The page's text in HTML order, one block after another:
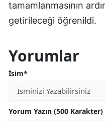
tamamlanmasının
getirileceği öğrenildi.
Yorumlar
İsim*
Yorum Yazın (500 Karakter)